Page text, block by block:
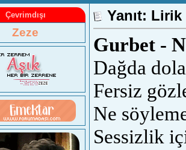
Çevrimdışı
Zeze
Yanıt:
Gurbet -
Dağda
Fersiz
Ne
Sessizlik